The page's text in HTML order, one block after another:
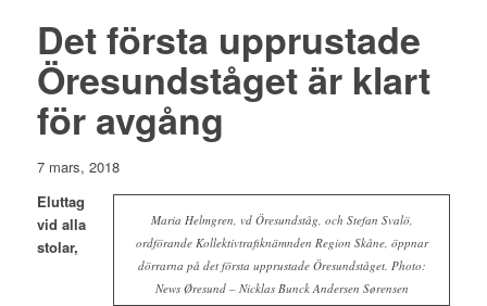
Det första upprustade
Öresundståget är klart
för avgång
7 mars, 2018
Maria Helmgren, vd Öresundståg, och Stefan Svalö,
ordförande Kollektivtrafiknämnden Region Skåne, öppnar
dörrarna på det första upprustade Öresundståget. Photo:
News Øresund – Nicklas Bunck Andersen Sørensen
Eluttag
vid alla
stolar,